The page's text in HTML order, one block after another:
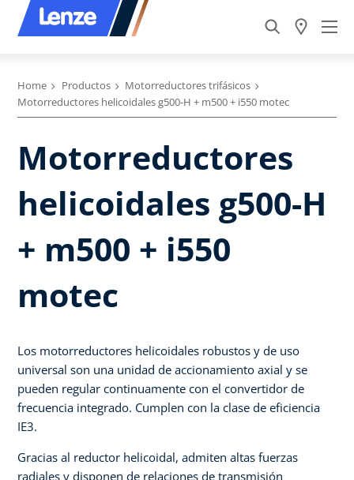
Home Productos
Motorreductores trifásicos
Motorreductores helicoidales g500-H + m500 + i550 motec
Motorreductores
helicoidales g500-H
+ m500 + i550
motec
Los motorreductores helicoidales robustos y de uso
universal son una unidad de accionamiento axial y se
pueden regular continuamente con el convertidor de
frecuencia integrado. Cumplen con la clase de eficiencia
IE3.
Gracias al reductor helicoidal, admiten altas fuerzas
radiales y disponen de relaciones de transmisión